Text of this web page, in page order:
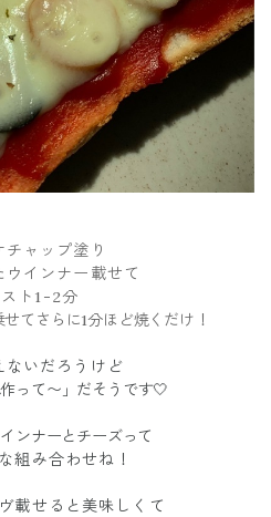
チャップ塗り
インナー載せて
スト1-2分
てさらに1分ほど焼くだけ！
ないだろうけど
って〜」だそうです🤍
ンナーとチーズって
組み合わせね！
載せると美味しくて